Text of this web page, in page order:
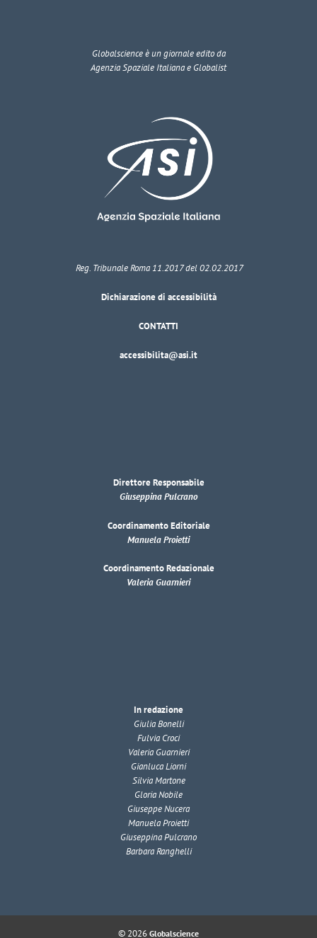
Globalscienceè un giornale edito da
Agenzia Spaziale Italiana e Globalist
Reg. Tribunale Roma 11.2017 del 02.02.2017
Dichiarazione di accessibilità
CONTATTI
accessibilita@asi.it
Direttore Responsabile
Giuseppina Pulcrano
Coordinamento Editoriale
Manuela Proietti
Coordinamento Redazionale
Valeria Guarnieri
In redazione
Giulia Bonelli
Fulvia Croci
Valeria Guarnieri
Gianluca Liorni
Silvia Martone
Gloria Nobile
Giuseppe Nucera
Manuela Proietti
Giuseppina Pulcrano
Barbara Ranghelli
© 2026 Globalscience